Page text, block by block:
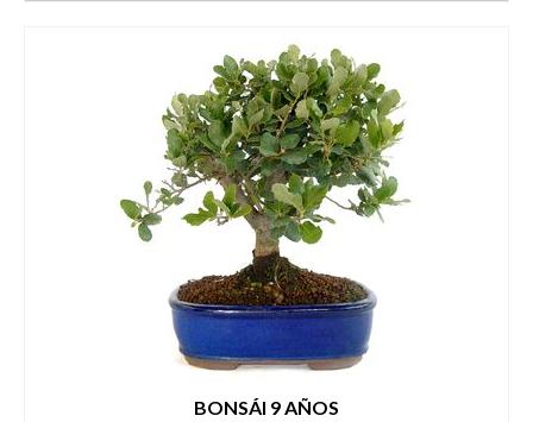
BONSÁI 9 AÑOS